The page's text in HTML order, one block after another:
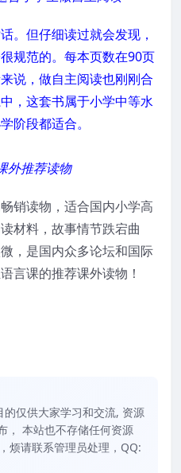
。但仔细读过就会发现，
规范的。每本页数在90页
说，做自主阅读也刚刚合
，这套书属于小学中等水
阶段都适合。
外推荐读物
销读物，适合国内小学高
材料，故事情节跌宕曲
，是国内众多论坛和国际
言课的推荐课外读物！
仅供大家学习和交流, 资源
， 本站也不存储任何资源
烦请联系管理员处理，QQ: